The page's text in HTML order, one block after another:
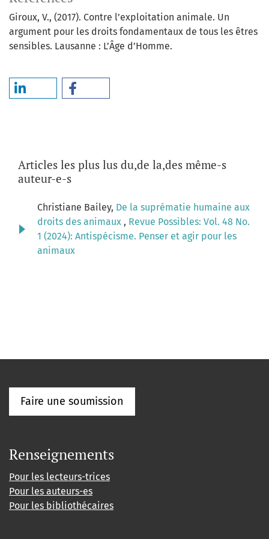
Giroux, V., (2017). Contre l’exploitation animale. Un
argument pour les droits fondamentaux de tous les êtres
sensibles. Lausanne : L’Âge d’Homme.
Articles les plus lus du,de la,des même-s
auteur-e-s
Christiane Bailey, De la suprématie humaine aux
droits des animaux , Revue Possibles: Vol. 48 No.
1 (2024): Antispécisme. Penser et agir pour les
animaux
Faire une soumission
Renseignements
Pour les lecteurs-trices
Pour les auteurs-es
Pour les bibliothécaires